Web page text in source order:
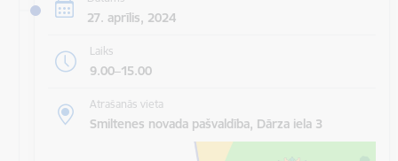
27. aprīlis, 2024
Laiks
9.00–15.00
Atrašanās vieta
Smiltenes novada pašvaldība, Dārza iela 3